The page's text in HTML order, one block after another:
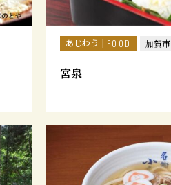
あじわう FOOD 加賀市
宮泉